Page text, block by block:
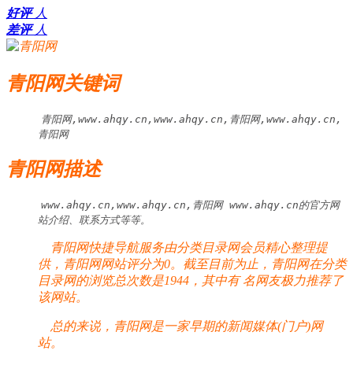
好评 人
差评 人
青阳网关键词
青阳网,www.ahqy.cn,www.ahqy.cn,青阳网,www.ahqy.cn,
青阳网
青阳网描述
www.ahqy.cn,www.ahqy.cn,青阳网 www.ahqy.cn的官方网
站介绍、联系方式等等。
青阳网快捷导航服务由分类目录网会员精心整理提
供，青阳网网站评分为0。截至目前为止，青阳网在分类
目录网的浏览总次数是1944，其中有名网友极力推荐了
该网站。
总的来说，青阳网是一家早期的新闻媒体(门户)网
站。